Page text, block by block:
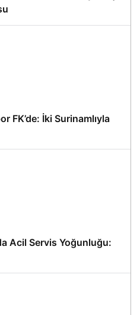
FK’de: İki Surinamlıyla
Acil Servis Yoğunluğu: